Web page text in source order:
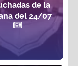
de la
del 24/07